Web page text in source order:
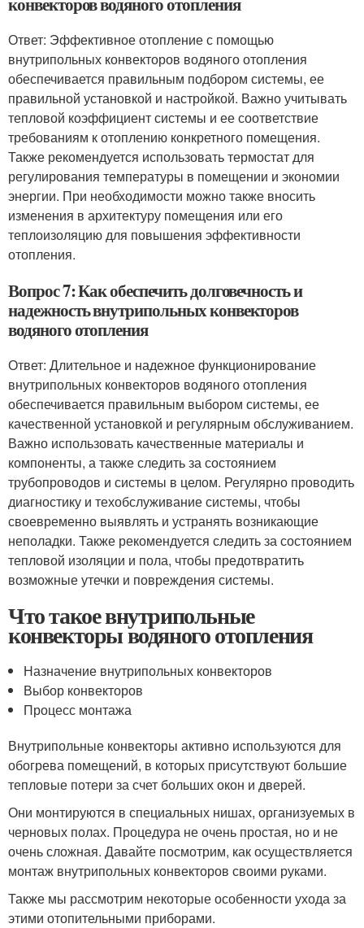
Ответ: Эффективное отопление с помощью
внутрипольных конвекторов водяного отопления
обеспечивается правильным подбором системы, ее
правильной установкой и настройкой. Важно учитывать
тепловой коэффициент системы и ее соответствие
требованиям к отоплению конкретного помещения.
Также рекомендуется использовать термостат для
регулирования температуры в помещении и экономии
энергии. При необходимости можно также вносить
изменения в архитектуру помещения или его
теплоизоляцию для повышения эффективности
отопления.
Вопрос 7: Как обеспечить долговечность и
надежность внутрипольных конвекторов
водяного отопления
Ответ: Длительное и надежное функционирование
внутрипольных конвекторов водяного отопления
обеспечивается правильным выбором системы, ее
качественной установкой и регулярным обслуживанием.
Важно использовать качественные материалы и
компоненты, а также следить за состоянием
трубопроводов и системы в целом. Регулярно проводить
диагностику и техобслуживание системы, чтобы
своевременно выявлять и устранять возникающие
неполадки. Также рекомендуется следить за состоянием
тепловой изоляции и пола, чтобы предотвратить
возможные утечки и повреждения системы.
Что такое внутрипольные
конвекторы водяного отопления
Назначение внутрипольных конвекторов
Выбор конвекторов
Процесс монтажа
Внутрипольные конвекторы активно используются для
обогрева помещений, в которых присутствуют большие
тепловые потери за счет больших окон и дверей.
Они монтируются в специальных нишах, организуемых в
черновых полах. Процедура не очень простая, но и не
очень сложная. Давайте посмотрим, как осуществляется
монтаж внутрипольных конвекторов своими руками.
Также мы рассмотрим некоторые особенности ухода за
этими отопительными приборами.